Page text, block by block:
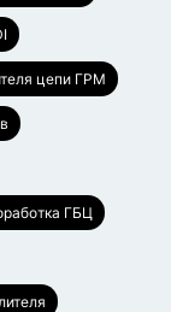
цепи ГРМ
ГБЦ